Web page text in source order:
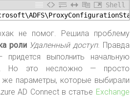
Shell
не помог. Решила проблему
роли Удаленный доступ. Правда
выполнить начальную
Но это несложно — просто
же параметры, которые выбирали
AD Connect в статье Exchange